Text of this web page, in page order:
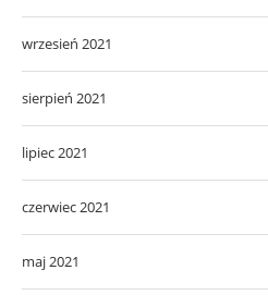
wrzesień 2021
sierpień 2021
lipiec 2021
czerwiec 2021
maj 2021